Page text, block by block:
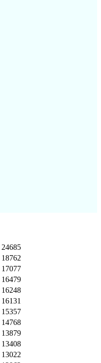
24685
18762
17077
16479
16248
16131
15357
14768
13879
13408
13022